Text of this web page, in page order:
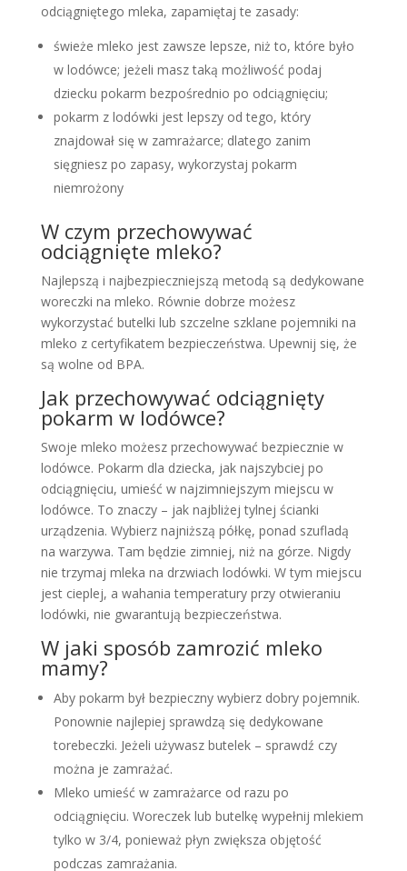
odciągniętego mleka, zapamiętaj te zasady:
świeże mleko jest zawsze lepsze, niż to, które było
w lodówce; jeżeli masz taką możliwość podaj
dziecku pokarm bezpośrednio po odciągnięciu;
pokarm z lodówki jest lepszy od tego, który
znajdował się w zamrażarce; dlatego zanim
sięgniesz po zapasy, wykorzystaj pokarm
niemrożony
W czym przechowywać
odciągnięte mleko?
Najlepszą i najbezpieczniejszą metodą są dedykowane
woreczki na mleko. Równie dobrze możesz
wykorzystać butelki lub szczelne szklane pojemniki na
mleko z certyfikatem bezpieczeństwa. Upewnij się, że
są wolne od BPA.
Jak przechowywać odciągnięty
pokarm w lodówce?
Swoje mleko możesz przechowywać bezpiecznie w
lodówce. Pokarm dla dziecka, jak najszybciej po
odciągnięciu, umieść w najzimniejszym miejscu w
lodówce. To znaczy – jak najbliżej tylnej ścianki
urządzenia. Wybierz najniższą półkę, ponad szufladą
na warzywa. Tam będzie zimniej, niż na górze. Nigdy
nie trzymaj mleka na drzwiach lodówki. W tym miejscu
jest cieplej, a wahania temperatury przy otwieraniu
lodówki, nie gwarantują bezpieczeństwa.
W jaki sposób zamrozić mleko
mamy?
Aby pokarm był bezpieczny wybierz dobry pojemnik.
Ponownie najlepiej sprawdzą się dedykowane
torebeczki. Jeżeli używasz butelek – sprawdź czy
można je zamrażać.
Mleko umieść w zamrażarce od razu po
odciągnięciu. Woreczek lub butelkę wypełnij mlekiem
tylko w 3/4, ponieważ płyn zwiększa objętość
podczas zamrażania.